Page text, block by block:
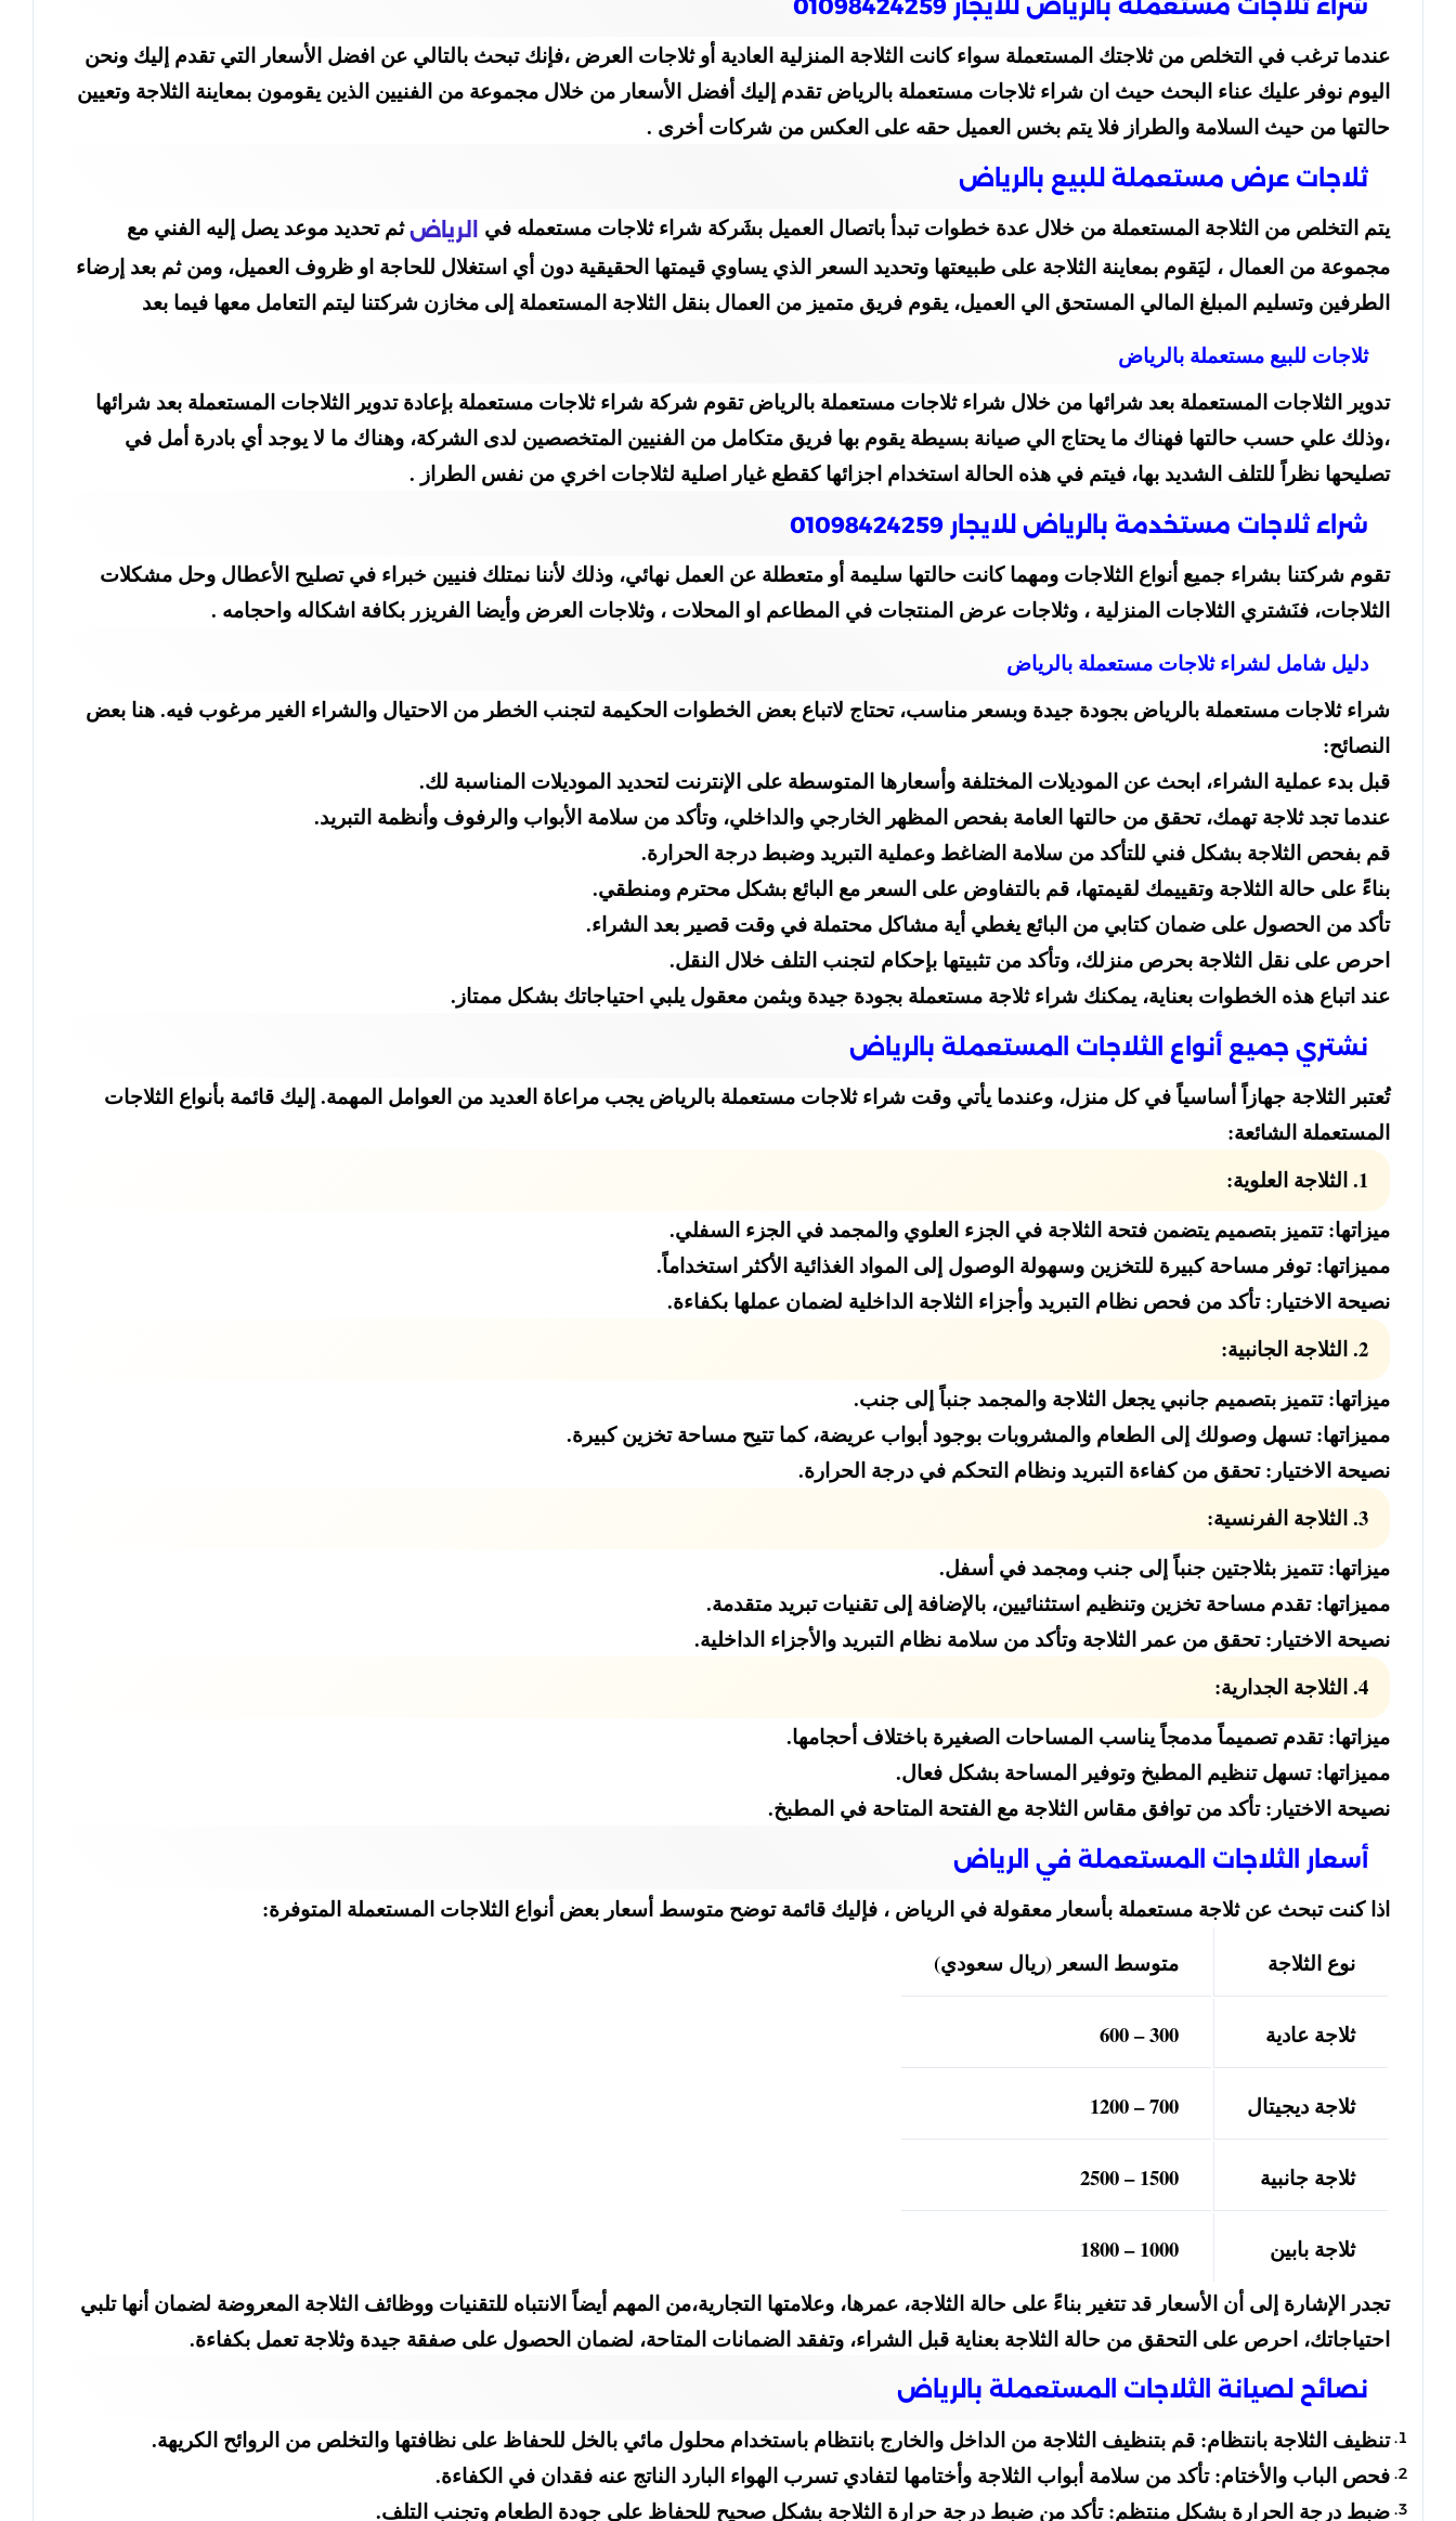
شراء ثلاجات مستعملة بالرياض للايجار 01098424259
عندما ترغب في التخلص من ثلاجتك المستعملة سواء كانت الثلاجة المنزلية العادية أو ثلاجات العرض ،فإنك تبحث بالتالي عن افضل الأسعار التي تقدم إليك ونحن
اليوم نوفر عليك عناء البحث حيث ان شراء ثلاجات مستعملة بالرياض تقدم إليك أفضل الأسعار من خلال مجموعة من الفنيين الذين يقومون بمعاينة الثلاجة وتعيين
حالتها من حيث السلامة والطراز فلا يتم بخس العميل حقه على العكس من شركات أخرى .
ثلاجات عرض مستعملة للبيع بالرياض
يتم التخلص من الثلاجة المستعملة من خلال عدة خطوات تبدأ باتصال العميل بشَركة شراء ثلاجات مستعمله في الرياضثم تحديد موعد يصل إليه الفني مع
مجموعة من العمال ، ليَقوم بمعاينة الثلاجة على طبيعتها وتحديد السعر الذي يساوي قيمتها الحقيقية دون أي استغلال للحاجة او ظروف العميل، ومن ثم بعد إرضاء
الطرفين وتسليم المبلغ المالي المستحق الي العميل، يقوم فريق متميز من العمال بنقل الثلاجة المستعملة إلى مخازن شركتنا ليتم التعامل معها فيما بعد
ثلاجات للبيع مستعملة بالرياض
تدوير الثلاجات المستعملة بعد شرائها من خلال شراء ثلاجات مستعملة بالرياض تقوم شركة شراء ثلاجات مستعملة بإعادة تدوير الثلاجات المستعملة بعد شرائها
،وذلك علي حسب حالتها فهناك ما يحتاج الي صيانة بسيطة يقوم بها فريق متكامل من الفنيين المتخصصين لدى الشركة، وهناك ما لا يوجد أي بادرة أمل في
تصليحها نظراً للتلف الشديد بها، فيتم في هذه الحالة استخدام اجزائها كقطع غيار اصلية لثلاجات اخري من نفس الطراز .
شراء ثلاجات مستخدمة بالرياض للايجار 01098424259
تقوم شركتنا بشراء جميع أنواع الثلاجات ومهما كانت حالتها سليمة أو متعطلة عن العمل نهائي، وذلك لأننا نمتلك فنيين خبراء في تصليح الأعطال وحل مشكلات
الثلاجات، فنَشتري الثلاجات المنزلية ، وثلاجات عرض المنتجات في المطاعم او المحلات ، وثلاجات العرض وأيضا الفريزر بكافة اشكاله واحجامه .
دليل شامل لشراء ثلاجات مستعملة بالرياض
شراء ثلاجات مستعملة بالرياض بجودة جيدة وبسعر مناسب، تحتاج لاتباع بعض الخطوات الحكيمة لتجنب الخطر من الاحتيال والشراء الغير مرغوب فيه. هنا بعض
النصائح:
قبل بدء عملية الشراء، ابحث عن الموديلات المختلفة وأسعارها المتوسطة على الإنترنت لتحديد الموديلات المناسبة لك.
عندما تجد ثلاجة تهمك، تحقق من حالتها العامة بفحص المظهر الخارجي والداخلي، وتأكد من سلامة الأبواب والرفوف وأنظمة التبريد.
قم بفحص الثلاجة بشكل فني للتأكد من سلامة الضاغط وعملية التبريد وضبط درجة الحرارة.
بناءً على حالة الثلاجة وتقييمك لقيمتها، قم بالتفاوض على السعر مع البائع بشكل محترم ومنطقي.
تأكد من الحصول على ضمان كتابي من البائع يغطي أية مشاكل محتملة في وقت قصير بعد الشراء.
احرص على نقل الثلاجة بحرص منزلك، وتأكد من تثبيتها بإحكام لتجنب التلف خلال النقل.
عند اتباع هذه الخطوات بعناية، يمكنك شراء ثلاجة مستعملة بجودة جيدة وبثمن معقول يلبي احتياجاتك بشكل ممتاز.
نشتري جميع أنواع الثلاجات المستعملة بالرياض
تُعتبر الثلاجة جهازاً أساسياً في كل منزل، وعندما يأتي وقت شراء ثلاجات مستعملة بالرياض يجب مراعاة العديد من العوامل المهمة. إليك قائمة بأنواع الثلاجات
المستعملة الشائعة:
1. الثلاجة العلوية:
ميزاتها: تتميز بتصميم يتضمن فتحة الثلاجة في الجزء العلوي والمجمد في الجزء السفلي.
مميزاتها: توفر مساحة كبيرة للتخزين وسهولة الوصول إلى المواد الغذائية الأكثر استخداماً.
نصيحة الاختيار: تأكد من فحص نظام التبريد وأجزاء الثلاجة الداخلية لضمان عملها بكفاءة.
2. الثلاجة الجانبية:
ميزاتها: تتميز بتصميم جانبي يجعل الثلاجة والمجمد جنباً إلى جنب.
مميزاتها: تسهل وصولك إلى الطعام والمشروبات بوجود أبواب عريضة، كما تتيح مساحة تخزين كبيرة.
نصيحة الاختيار: تحقق من كفاءة التبريد ونظام التحكم في درجة الحرارة.
3. الثلاجة الفرنسية:
ميزاتها: تتميز بثلاجتين جنباً إلى جنب ومجمد في أسفل.
مميزاتها: تقدم مساحة تخزين وتنظيم استثنائيين، بالإضافة إلى تقنيات تبريد متقدمة.
نصيحة الاختيار: تحقق من عمر الثلاجة وتأكد من سلامة نظام التبريد والأجزاء الداخلية.
4. الثلاجة الجدارية:
ميزاتها: تقدم تصميماً مدمجاً يناسب المساحات الصغيرة باختلاف أحجامها.
مميزاتها: تسهل تنظيم المطبخ وتوفير المساحة بشكل فعال.
نصيحة الاختيار: تأكد من توافق مقاس الثلاجة مع الفتحة المتاحة في المطبخ.
أسعار الثلاجات المستعملة في الرياض
اذا كنت تبحث عن ثلاجة مستعملة بأسعار معقولة في الرياض ، فإليك قائمة توضح متوسط أسعار بعض أنواع الثلاجات المستعملة المتوفرة:
نوع الثلاجة
متوسط السعر (ريال سعودي)
ثلاجة عادية 300 – 600
ثلاجة ديجيتال 700 – 1200
ثلاجة جانبية 1500 – 2500
ثلاجة بابين
1000 – 1800
تجدر الإشارة إلى أن الأسعار قد تتغير بناءً على حالة الثلاجة، عمرها، وعلامتها التجارية،من المهم أيضاً الانتباه للتقنيات ووظائف الثلاجة المعروضة لضمان أنها تلبي
احتياجاتك، احرص على التحقق من حالة الثلاجة بعناية قبل الشراء، وتفقد الضمانات المتاحة، لضمان الحصول على صفقة جيدة وثلاجة تعمل بكفاءة.
نصائح لصيانة الثلاجات المستعملة بالرياض
تنظيف الثلاجة بانتظام: قم بتنظيف الثلاجة من الداخل والخارج بانتظام باستخدام محلول مائي بالخل للحفاظ على نظافتها والتخلص من الروائح الكريهة.
فحص الباب والأختام: تأكد من سلامة أبواب الثلاجة وأختامها لتفادي تسرب الهواء البارد الناتج عنه فقدان في الكفاءة.
ضبط درجة الحرارة بشكل منتظم: تأكد من ضبط درجة حرارة الثلاجة بشكل صحيح للحفاظ على جودة الطعام وتجنب التلف.